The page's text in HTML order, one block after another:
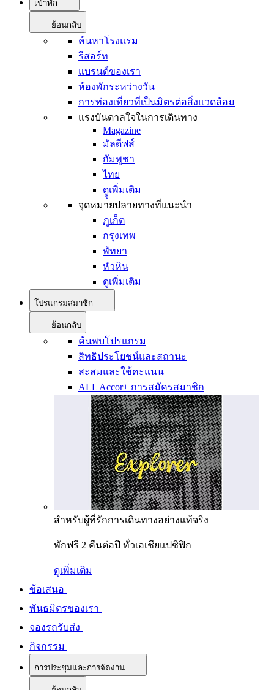
เข้าพัก
ย้อนกลับ
ค้นหาโรงแรม
รีสอร์ท
แบรนด์ของเรา
ห้องพักระหว่างวัน
การท่องเที่ยวที่เป็นมิตรต่อสิ่งแวดล้อม
แรงบันดาลใจในการเดินทาง
Magazine
มัลดีฟส์
กัมพูชา
ไทย
ดููเพิ่มเติม
จุดหมายปลายทางที่แนะนำ
ภูเก็ต
กรุงเทพ
พัทยา
หัวหิน
ดูเพิ่มเติม
โปรแกรมสมาชิก
ย้อนกลับ
ค้นพบโปรแกรม
สิทธิประโยชน์และสถานะ
สะสมและใช้คะแนน
ALL Accor+ การสมัครสมาชิก
สำหรับผู้ที่รักการเดินทางอย่างแท้จริง
พักฟรี 2 คืนต่อปี ทั่วเอเชียแปซิฟิก
ดูเพิ่มเติม
ข้อเสนอ
พันธมิตรของเรา
จองรถรับส่ง
กิจกรรม
การประชุมและการจัดงาน